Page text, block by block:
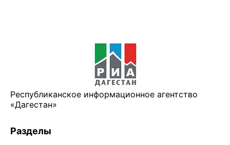
Республиканское информационное агентство
«Дагестан»
Разделы